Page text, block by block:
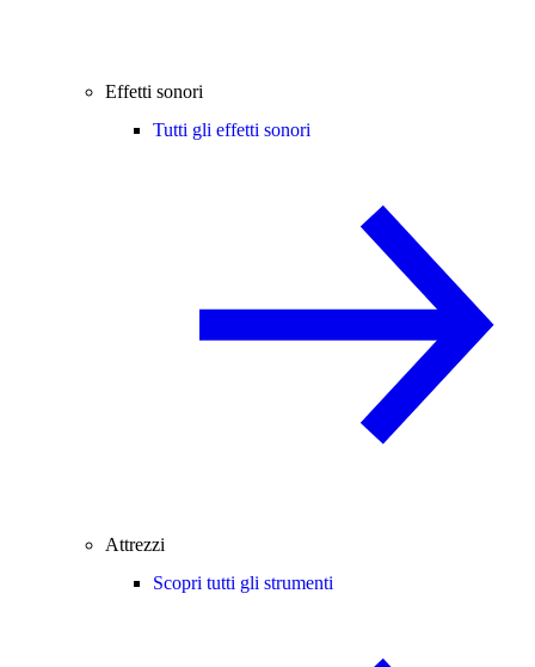
Effetti sonori
Tutti gli effetti sonori
Attrezzi
Scopri tutti gli strumenti